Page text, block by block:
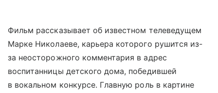
Фильм рассказывает об известном телеведущем
Марке Николаеве, карьера которого рушится из-
за неосторожного комментария в адрес
воспитанницы детского дома, победившей
в вокальном конкурсе. Главную роль в картине